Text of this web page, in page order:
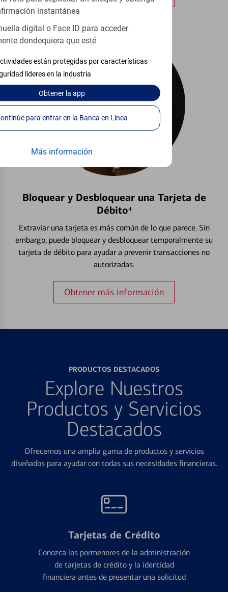
instantánea
digital o Face ID para acceder
dondequiera que esté
están protegidas por características
líderes en la industria
Obtenerla app
Continúe para entrar en la Banca en Línea
Más información
Bloquear y Desbloquear una Tarjeta de
Débito⁴
Extraviar una tarjeta es más común de lo que parece. Sin
embargo, puede bloquear y desbloquear temporalmente su
tarjeta de débito para ayudar a prevenir transacciones no
autorizadas.
Obtener más información
PRODUCTOS DESTACADOS
Explore Nuestros
Productos y Servicios
Destacados
Ofrecemos una amplia gama de productos y servicios
diseñados para ayudar con todas sus necesidades financieras.
Tarjetas de Crédito
Conozca los pormenores de la administración
de tarjetas de crédito y la identidad
financiera antes de presentar una solicitud